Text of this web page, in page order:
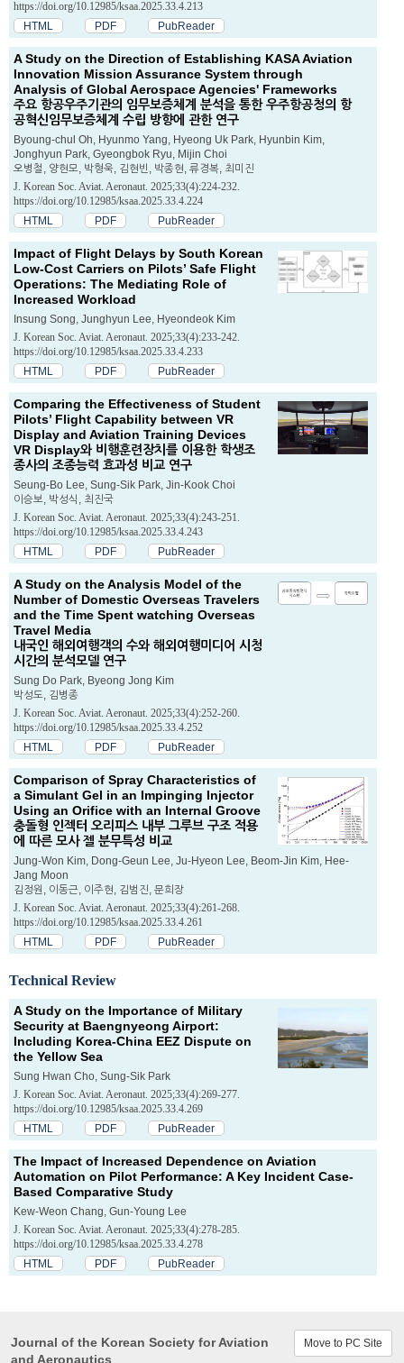
https://doi.org/10.12985/ksaa.2025.33.4.213
HTML
PDF PubReader
A Study on the Direction of Establishing KASA Aviation
Innovation Mission Assurance System through
Analysis of Global Aerospace Agencies' Frameworks
주요 항공우주기관의 임무보증체계 분석을 통한 우주항공청의 항
공혁신임무보증체계 수립 방향에 관한 연구
Byoung-chul Oh, Hyunmo Yang, Hyeong Uk Park, Hyunbin Kim,
Jonghyun Park, Gyeongbok Ryu, Mijin Choi
오병철, 양현모, 박형욱, 김현빈, 박종현, 류경복, 최미진
J. Korean Soc. Aviat. Aeronaut. 2025;33(4):224-232.
https://doi.org/10.12985/ksaa.2025.33.4.224
HTML
PDF PubReader
Impact of Flight Delays by South Korean
Low-Cost Carriers on Pilots’ Safe Flight
Operations: The Mediating Role of
Increased Workload
Insung Song, Junghyun Lee, Hyeondeok Kim
J. Korean Soc. Aviat. Aeronaut. 2025;33(4):233-242.
https://doi.org/10.12985/ksaa.2025.33.4.233
HTML
PDF PubReader
Comparing the Effectiveness of Student
Pilots’ Flight Capability between VR
Display and Aviation Training Devices
VR Display와 비행훈련장치를 이용한 학생조
종사의 조종능력 효과성 비교 연구
Seung-Bo Lee, Sung-Sik Park, Jin-Kook Choi
이승보, 박성식, 최진국
J. Korean Soc. Aviat. Aeronaut. 2025;33(4):243-251.
https://doi.org/10.12985/ksaa.2025.33.4.243
HTML
PDF PubReader
A Study on the Analysis Model of the
Number of Domestic Overseas Travelers
and the Time Spent watching Overseas
Travel Media
내국인 해외여행객의 수와 해외여행미디어 시청
시간의 분석모델 연구
Sung Do Park, Byeong Jong Kim
박성도, 김병종
J. Korean Soc. Aviat. Aeronaut. 2025;33(4):252-260.
https://doi.org/10.12985/ksaa.2025.33.4.252
HTML
PDF PubReader
Comparison of Spray Characteristics of
a Simulant Gel in an Impinging Injector
Using an Orifice with an Internal Groove
충돌형 인젝터 오리피스 내부 그루브 구조 적용
에 따른 모사 젤 분무특성 비교
Jung-Won Kim, Dong-Geun Lee, Ju-Hyeon Lee, Beom-Jin Kim, Hee-
Jang Moon
김정원, 이동근, 이주현, 김범진, 문희장
J. Korean Soc. Aviat. Aeronaut. 2025;33(4):261-268.
https://doi.org/10.12985/ksaa.2025.33.4.261
HTML
PDF PubReader
Technical Review
A Study on the Importance of Military
Security at Baengnyeong Airport:
Including Korea-China EEZ Dispute on
the Yellow Sea
Sung Hwan Cho, Sung-Sik Park
J. Korean Soc. Aviat. Aeronaut. 2025;33(4):269-277.
https://doi.org/10.12985/ksaa.2025.33.4.269
HTML
PDF PubReader
The Impact of Increased Dependence on Aviation
Automation on Pilot Performance: A Key Incident Case-
Based Comparative Study
Kew-Weon Chang, Gun-Young Lee
J. Korean Soc. Aviat. Aeronaut. 2025;33(4):278-285.
https://doi.org/10.12985/ksaa.2025.33.4.278
HTML
PDF PubReader
Journal of the Korean Society for Aviation
and Aeronautics
Move to PC Site